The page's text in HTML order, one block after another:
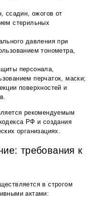
ссадин, ожогов от
стерильных
давления при
тонометра,
персонала,
перчаток, маски;
поверхностей и
рекомендуемым
РФ и создания
организациях.
требования к
в строгом
актами: